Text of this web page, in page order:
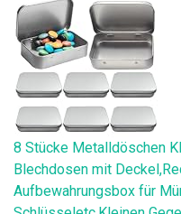
8 Stücke Metalldöschen
Blechdosen mit
Aufbewahrungsbox für